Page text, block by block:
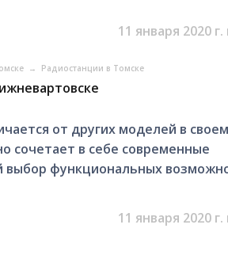
11 января 2020 г.
→ Радиостанции в Томске
от других моделей в своем
сочетает в себе современные
выбор функциональных
11 января 2020 г.